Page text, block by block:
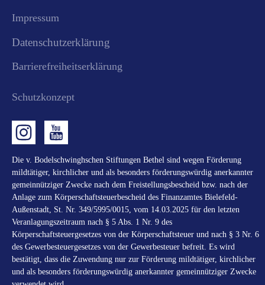
Impressum
Datenschutzerklärung
Barrierefreiheitserklärung
Schutzkonzept
Die v. Bodelschwinghschen Stiftungen Bethel sind wegen Förderung
mildtätiger, kirchlicher und als besonders förderungswürdig anerkannter
gemeinnütziger Zwecke nach dem Freistellungsbescheid bzw. nach der
Anlage zum Körperschaftsteuerbescheid des Finanzamtes Bielefeld-
Außenstadt, St. Nr. 349/5995/0015, vom 14.03.2025 für den letzten
Veranlagungszeitraum nach § 5 Abs. 1 Nr. 9 des
Körperschaftsteuergesetzes von der Körperschaftsteuer und nach § 3 Nr. 6
des Gewerbesteuergesetzes von der Gewerbesteuer befreit. Es wird
bestätigt, dass die Zuwendung nur zur Förderung mildtätiger, kirchlicher
und als besonders förderungswürdig anerkannter gemeinnütziger Zwecke